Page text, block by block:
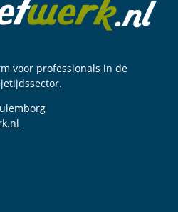
voor professionals in de